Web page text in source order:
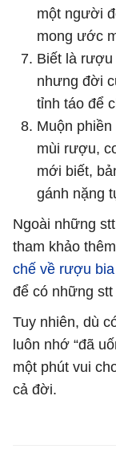
một người
mong ước
Biết là rượu
nhưng đời
tỉnh táo để
Muộn
mùi rượu,
mới biết,
gánh nặng
Ngoài những
tham khảo
chế về rượu
để có những
Tuy nhiên, dù
luôn nhớ “đã
một phút vui
cả đời.